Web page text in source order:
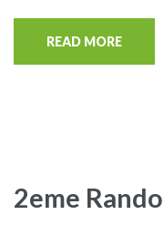
READ MORE
2eme